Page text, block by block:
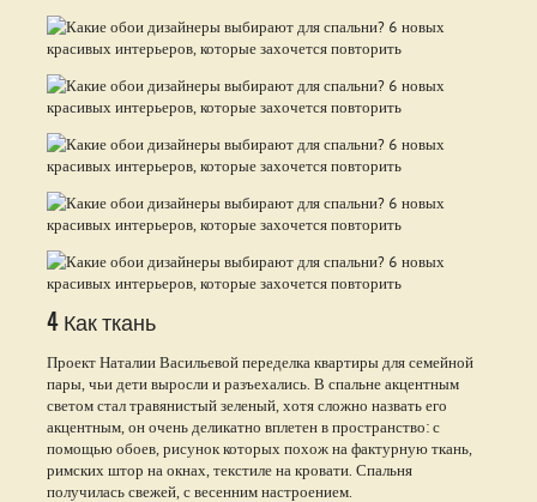
4 Как ткань
Проект Наталии Васильевой переделка квартиры для семейной
пары, чьи дети выросли и разъехались. В спальне акцентным
светом стал травянистый зеленый, хотя сложно назвать его
акцентным, он очень деликатно вплетен в пространство: с
помощью обоев, рисунок которых похож на фактурную ткань,
римских штор на окнах, текстиле на кровати. Спальня
получилась свежей, с весенним настроением.